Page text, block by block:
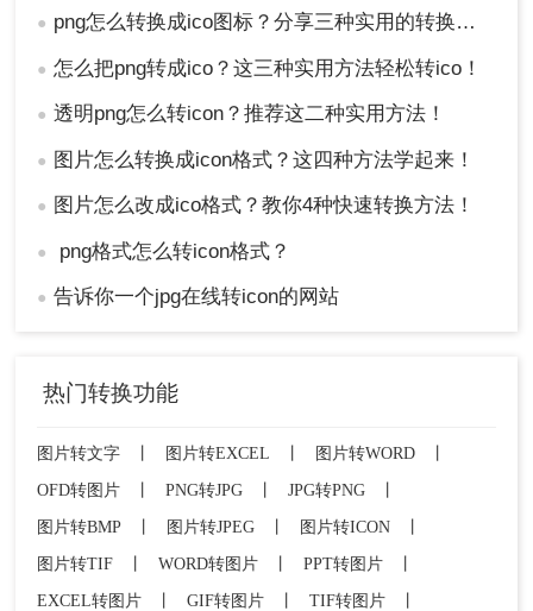
● png怎么转换成ico图标？分享三种实用的转换方法！
● 怎么把png转成ico？这三种实用方法轻松转ico！
● 透明png怎么转icon？推荐这二种实用方法！
● 图片怎么转换成icon格式？这四种方法学起来！
● 图片怎么改成ico格式？教你4种快速转换方法！
● png格式怎么转icon格式？
● 告诉你一个jpg在线转icon的网站
热门转换功能
图片转文字 图片转EXCEL 图片转WORD
OFD转图片
PNG转JPG JPG转PNG
图片转BMP
图片转JPEG 图片转ICON
图片转TIF
WORD转图片 PPT转图片
EXCEL转图片
GIF转图片 TIF转图片